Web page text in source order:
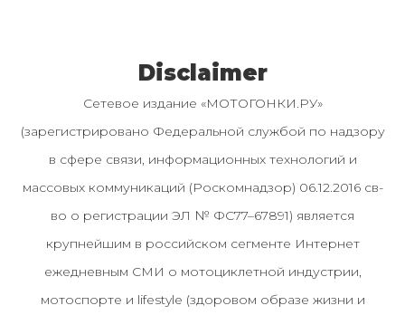
Disclaimer
Сетевое издание «МОТОГОНКИ.РУ»
(зарегистрировано Федеральной службой по надзору
в сфере связи, информационных технологий и
массовых коммуникаций (Роскомнадзор) 06.12.2016 св-
во о регистрации ЭЛ № ФС77–67891) является
крупнейшим в российском сегменте Интернет
ежедневным СМИ о мотоциклетной индустрии,
мотоспорте и lifestyle (здоровом образе жизни и